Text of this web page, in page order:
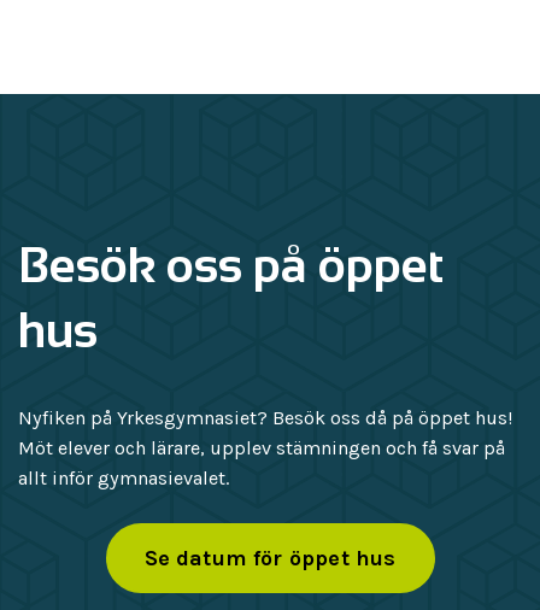
Svenska, nivå 3 100p
Svenska, nivå 1 100p
Fordonslackeringsteknik, nivå 1 200p
Besök oss på öppet
hus
Nyfiken på Yrkesgymnasiet? Besök oss då på öppet hus!
Möt elever och lärare, upplev stämningen och få svar på
allt inför gymnasievalet.
Se datum för öppet hus